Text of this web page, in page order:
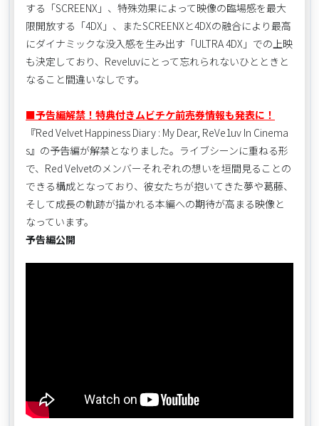
する「SCREENX」、特殊効果によって映像の臨場感を最大
限開放する「4DX」、またSCREENXと4DXの融合により最高
にダイナミックな没入感を生み出す「ULTRA 4DX」での上映
も決定しており、Reveluvにとって忘れられないひとときと
なること間違いなしです。
■予告編解禁！特典付きムビチケ前売券情報も発表に！
『Red Velvet Happiness Diary : My Dear, ReVe1uv In Cinema
s』の予告編が解禁となりました。ライブシーンに重ねる形
で、Red Velvetのメンバーそれぞれの想いを垣間見ることの
できる構成となっており、彼女たちが抱いてきた夢や葛藤、
そして成長の軌跡が描かれる本編への期待が高まる映像と
なっています。
予告編公開